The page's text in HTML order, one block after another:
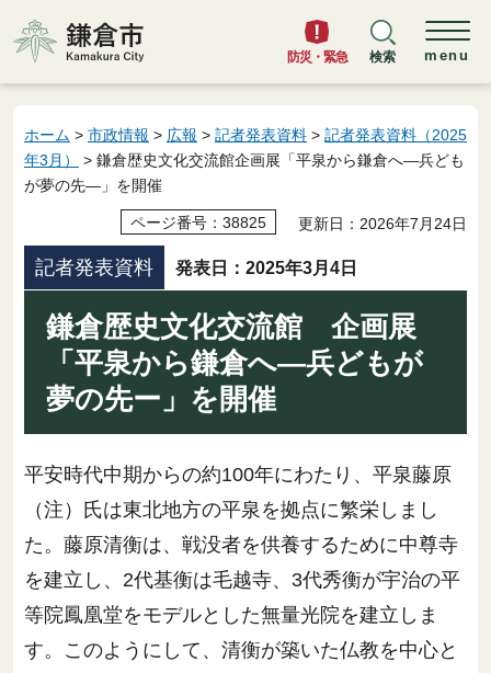
鎌倉市
防災・緊急 検索 menu
ホーム > 市政情報 > 広報 > 記者発表資料 > 記者発表資料（2025
年3月）
> 鎌倉歴史文化交流館企画展「平泉から鎌倉へ―兵ども
が夢の先―」を開催
ページ番号：38825 更新日：2026年7月24日
記者発表資料 発表日：2025年3月4日
鎌倉歴史文化交流館 企画展
「平泉から鎌倉へ―兵どもが
夢の先ー」を開催
平安時代中期からの約100年にわたり、平泉藤原
（注）氏は東北地方の平泉を拠点に繁栄しまし
た。藤原清衡は、戦没者を供養するために中尊寺
を建立し、2代基衡は毛越寺、3代秀衡が宇治の平
等院鳳凰堂をモデルとした無量光院を建立しま
す。このようにして、清衡が築いた仏教を中心と